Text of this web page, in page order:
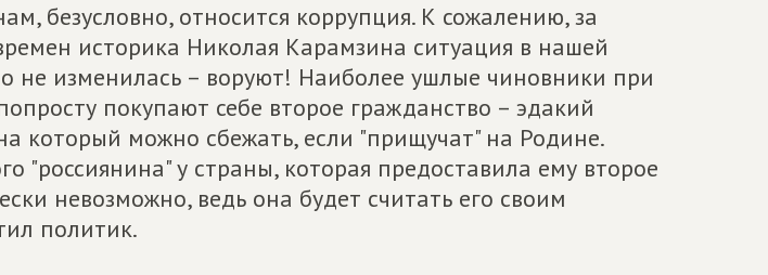
безусловно, относится коррупция. К сожалению, за
историка Николая Карамзина ситуация в нашей
не изменилась – воруют! Наиболее ушлые чиновники при
покупают себе второе гражданство – эдакий
который можно сбежать, если "прищучат" на Родине.
"россиянина" у страны, которая предоставила ему второе
невозможно, ведь она будет считать его своим
политик.